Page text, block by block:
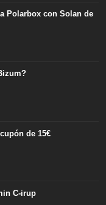
Polarbox con Solan de
de 15€
C-irup